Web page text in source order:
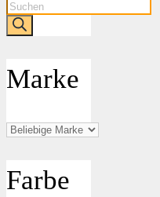
Products
search
Marke
Farbe